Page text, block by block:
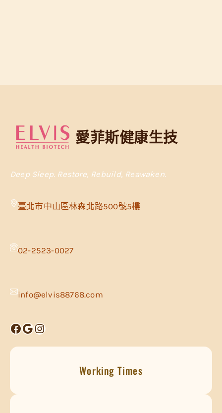
愛菲斯健康生技
Deep Sleep. Restore, Rebuild, Reawaken.
臺北市中山區林森北路500號5樓
02-2523-0027
info@elvis88768.com
Facebook Google Instagram
Working Times